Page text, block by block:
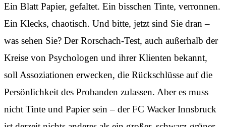
Ein Blatt Papier, gefaltet. Ein bisschen Tinte, verronnen.
Ein Klecks, chaotisch. Und bitte, jetzt sind Sie dran –
was sehen Sie? Der Rorschach-Test, auch außerhalb der
Kreise von Psychologen und ihrer Klienten bekannt,
soll Assoziationen erwecken, die Rückschlüsse auf die
Persönlichkeit des Probanden zulassen. Aber es muss
nicht Tinte und Papier sein – der FC Wacker Innsbruck